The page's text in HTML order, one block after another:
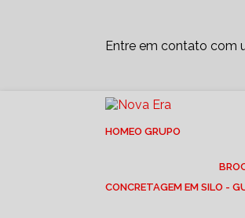
Entre em contato com
HOME
O GRUPO
CONCRETAGEM EM SILO -